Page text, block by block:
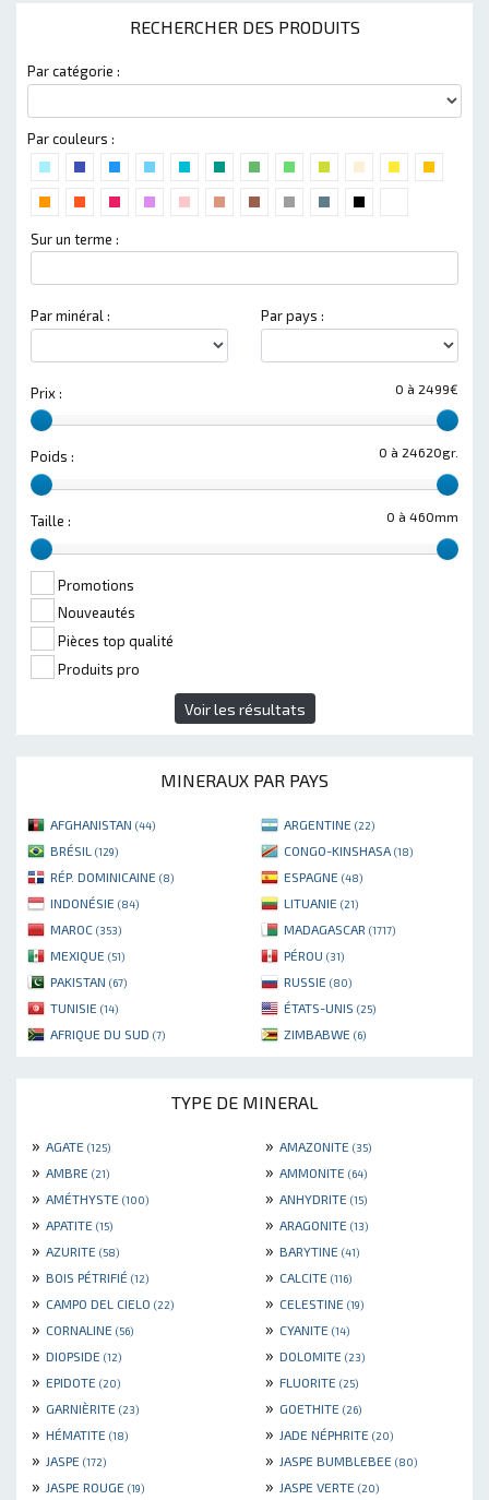
RECHERCHER DES PRODUITS
Par catégorie :
Par couleurs :
Sur un terme :
Par minéral : Par pays :
0 à 2499€
Prix :
0 à 24620gr.
Poids :
0 à 460mm
Taille :
Promotions
Nouveautés
Pièces top qualité
Produits pro
Voir les résultats
MINERAUX PAR PAYS
AFGHANISTAN (44) ARGENTINE (22)
BRÉSIL (129) CONGO-KINSHASA (18)
RÉP. DOMINICAINE (8) ESPAGNE (48)
INDONÉSIE (84) LITUANIE (21)
MAROC (353) MADAGASCAR (1717)
MEXIQUE (51) PÉROU (31)
PAKISTAN (67) RUSSIE (80)
TUNISIE (14) ÉTATS-UNIS (25)
AFRIQUE DU SUD (7) ZIMBABWE (6)
TYPE DE MINERAL
» AGATE (125) » AMAZONITE (35)
» AMBRE (21) » AMMONITE (64)
» AMÉTHYSTE (100) » ANHYDRITE (15)
» APATITE (15) » ARAGONITE (13)
» AZURITE (58) » BARYTINE (41)
» BOIS PÉTRIFIÉ (12) » CALCITE (116)
» CAMPO DEL CIELO (22) » CELESTINE (19)
» CORNALINE (56) » CYANITE (14)
» DIOPSIDE (12) » DOLOMITE (23)
» EPIDOTE (20) » FLUORITE (25)
» GARNIÈRITE (23) » GOETHITE (26)
» HÉMATITE (18) » JADE NÉPHRITE (20)
» JASPE (172) » JASPE BUMBLEBEE (80)
» JASPE ROUGE (19) » JASPE VERTE (20)